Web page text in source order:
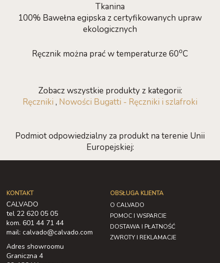
Tkanina
100% Bawełna egipska z certyfikowanych upraw
ekologicznych
Ręcznik można prać w temperaturze 60oC
Zobacz wszystkie produkty z kategorii:
Ręczniki , Nowości Bugatti - Ręczniki i szlafroki
Podmiot odpowiedzialny za produkt na terenie Unii
Europejskiej:
KONTAKT
CALVADO
tel 22 620 05 05
kom. 601 44 71 44
mail: calvado@calvado.com
Adres showroomu
Graniczna 4
OBSŁUGA KLIENTA
O CALVADO
POMOC I WSPARCIE
DOSTAWA I PŁATNOŚĆ
ZWROTY I REKLAMACJE